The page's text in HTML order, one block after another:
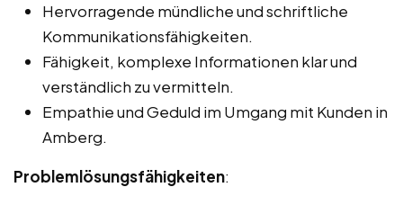
Hervorragende mündliche und schriftliche
Kommunikationsfähigkeiten.
Fähigkeit, komplexe Informationen klar und
verständlich zu vermitteln.
Empathie und Geduld im Umgang mit Kunden in
Amberg.
Problemlösungsfähigkeiten: